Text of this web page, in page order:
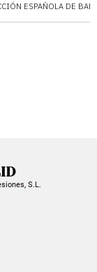
ESPAÑOLA DE
S.L.